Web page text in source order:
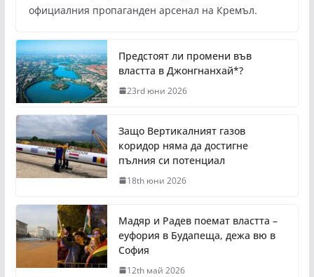
официалния пропаганден арсенал на Кремъл.
Предстоят ли промени във
властта в Джонгнанхай*?
23rd юни 2026
Защо Вертикалният газов
коридор няма да достигне
пълния си потенциал
18th юни 2026
Мадяр и Радев поемат властта –
еуфория в Будапеща, дежа вю в
София
12th май 2026